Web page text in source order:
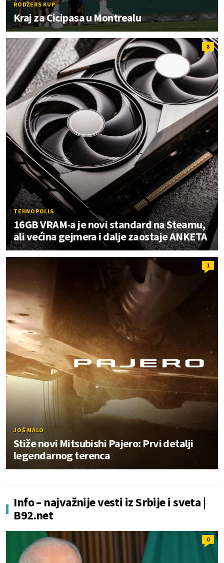
RODŽERS KUP
Kraj za Cicipasa u Montrealu
8
TEHNOPOLIS
16GB VRAM-a je novi standard na Steamu,
ali većina gejmera i dalje zaostaje ANKETA
1
JOŠ MALO
Stiže novi Mitsubishi Pajero: Prvi detalji
legendarnog terenca
Info – najvažnije vesti iz Srbije i sveta |
B92.net
0